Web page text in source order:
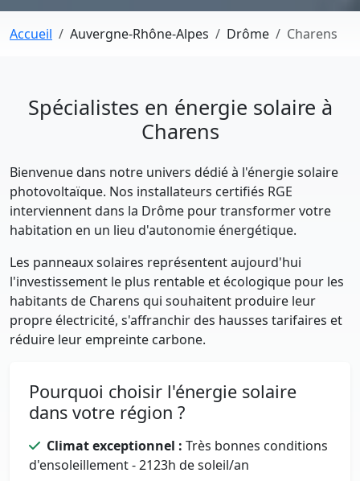
Accueil Auvergne-Rhône-Alpes Drôme Charens
Spécialistes en énergie solaire à
Charens
Bienvenue dans notre univers dédié à l'énergie solaire
photovoltaïque. Nos installateurs certifiés RGE
interviennent dans la Drôme pour transformer votre
habitation en un lieu d'autonomie énergétique.
Les panneaux solaires représentent aujourd'hui
l'investissement le plus rentable et écologique pour les
habitants de Charens qui souhaitent produire leur
propre électricité, s'affranchir des hausses tarifaires et
réduire leur empreinte carbone.
Pourquoi choisir l'énergie solaire
dans votre région ?
Climat exceptionnel : Très bonnes conditions
d'ensoleillement - 2123h de soleil/an